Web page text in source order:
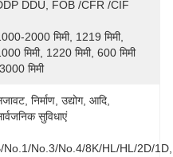
DDU, FOB /CFR /CIF
2000 मिमी, 1219 मिमी,
मिमी, 1220 मिमी, 600 मिमी
मिमी
निर्माण, उद्योग, आदि,
सुविधाएं
No.1/No.3/No.4/8K/HL/HL/2D/1D,